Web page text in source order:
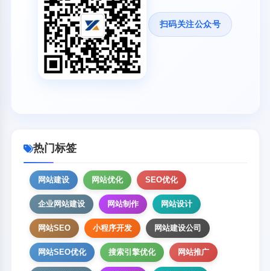
扫码关注公众号
热门标签
网站建设 网站优化 SEO优化
企业网站建设 网站制作 网站设计
网站SEO 小程序开发 网站建设公司
网站SEO优化 搜索引擎优化 网站推广